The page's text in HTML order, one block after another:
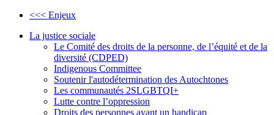
<<< Enjeux
La justice sociale
Le Comité des droits de la personne, de l’équité et de la
diversité (CDPED)
Indigenous Committee
Soutenir l'autodétermination des Autochtones
Les communautés 2SLGBTQI+
Lutte contre l’oppression
Droits des personnes ayant un handicap